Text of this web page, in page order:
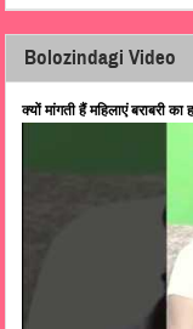
Bolozindagi Video
क्यों मांगती हैं महिलाएं बराबरी